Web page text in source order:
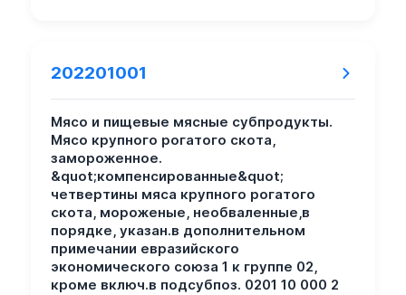
202201001
Мясо и пищевые мясные субпродукты.
Мясо крупного рогатого скота,
замороженное.
&quot;компенсированные&quot;
четвертины мяса крупного рогатого
скота, мороженые, необваленные,в
порядке, указан.в дополнительном
примечании евразийского
экономического союза 1 к группе 02,
кроме включ.в подсубпоз. 0201 10 000 2